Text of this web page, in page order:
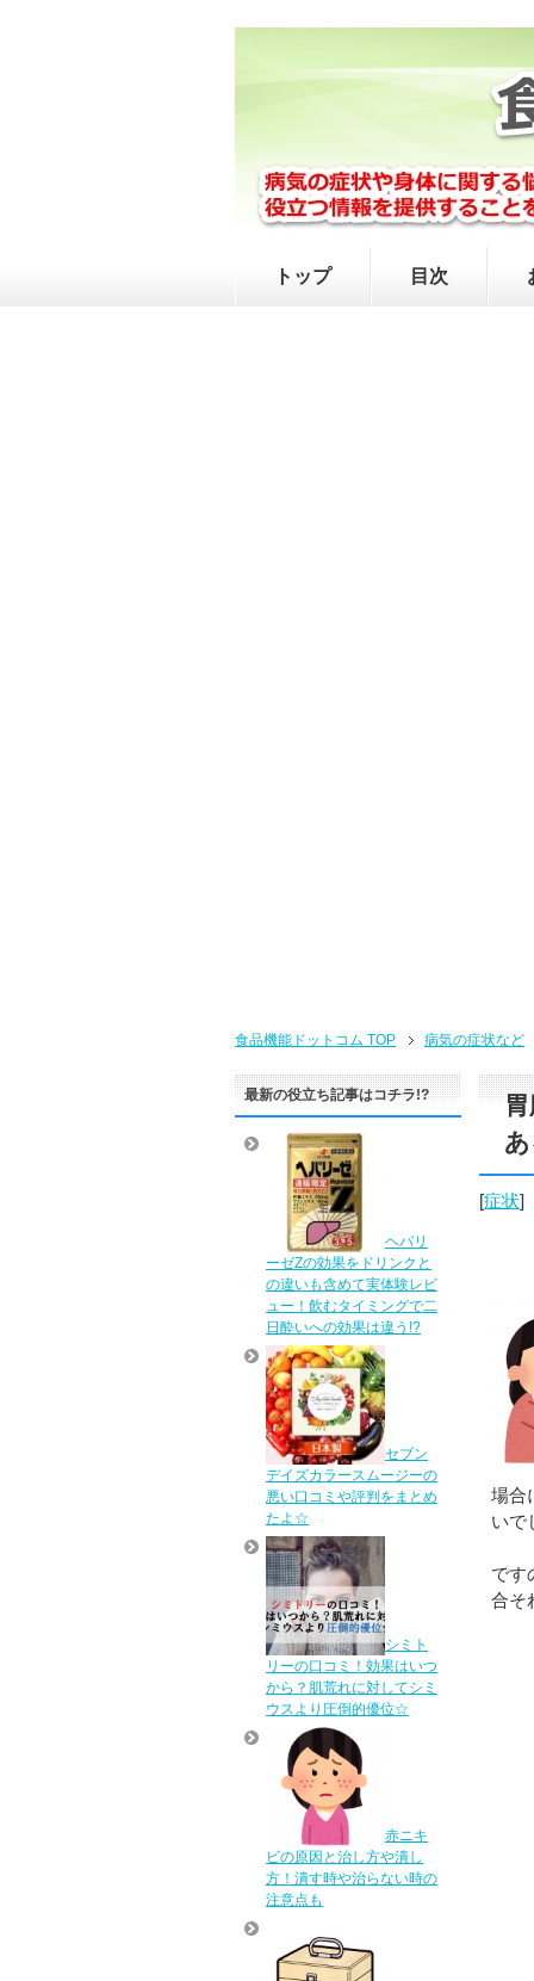
トップ 目次
食品機能ドットコム TOP 病気の症状など
[症状]
場合
いで
です
合そ
最新の役立ち記事はコチラ!?
ヘパリ
ーゼZの効果をドリンクと
の違いも含めて実体験レビ
ュー！飲むタイミングで二
日酔いへの効果は違う!?
セブン
デイズカラースムージーの
悪い口コミや評判をまとめ
たよ☆
シミト
リーの口コミ！効果はいつ
から？肌荒れに対してシミ
ウスより圧倒的優位☆
赤ニキ
ビの原因と治し方や潰し
方！潰す時や治らない時の
注意点も